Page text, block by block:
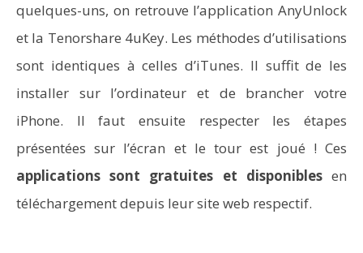
quelques-uns, on retrouve l’application AnyUnlock
et la Tenorshare 4uKey. Les méthodes d’utilisations
sont identiques à celles d’iTunes. Il suffit de les
installer sur l’ordinateur et de brancher votre
iPhone. Il faut ensuite respecter les étapes
présentées sur l’écran et le tour est joué ! Ces
applications sont gratuites et disponiblesen
téléchargement depuis leur site web respectif.